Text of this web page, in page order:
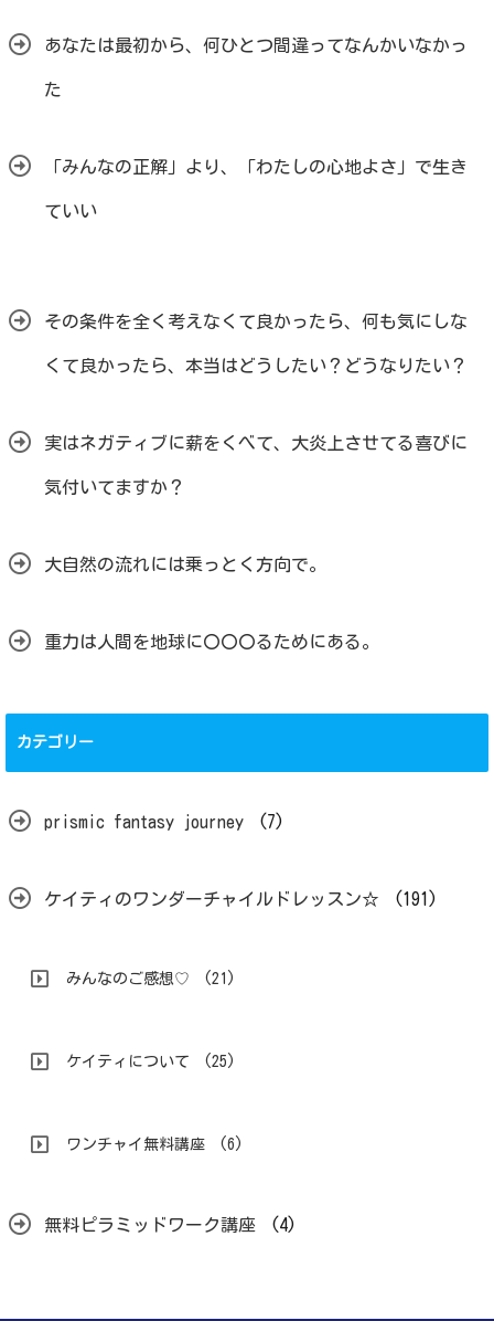
あなたは最初から、何ひとつ間違ってなんかいなかっ
た
「みんなの正解」より、「わたしの心地よさ」で生き
ていい
その条件を全く考えなくて良かったら、何も気にしな
くて良かったら、本当はどうしたい？どうなりたい？
実はネガティブに薪をくべて、大炎上させてる喜びに
気付いてますか？
大自然の流れには乗っとく方向で。
重力は人間を地球に〇〇〇るためにある。
カテゴリー
prismic fantasy journey (7)
ケイティのワンダーチャイルドレッスン☆ (191)
みんなのご感想♡ (21)
ケイティについて (25)
ワンチャイ無料講座 (6)
無料ピラミッドワーク講座 (4)